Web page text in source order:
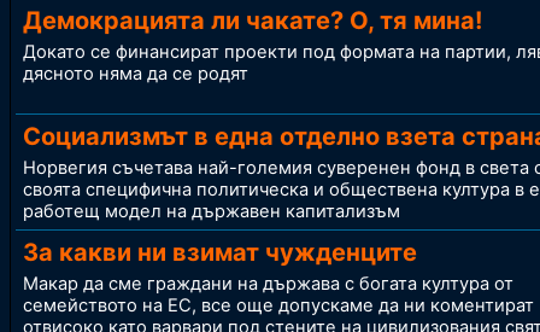
Демокрацията ли чакате? О, тя мина!
Докато се финансират проекти под формата на партии,
дясното няма да се родят
Социализмът в една отделно взета
Норвегия съчетава най-големия суверенен фонд в света
своята специфична политическа и обществена култура в
работещ модел на държавен капитализъм
За какви ни взимат чужденците
Макар да сме граждани на държава с богата култура от
семейството на ЕС, все още допускаме да ни коментират
отвисоко като варвари под стените на цивилизования